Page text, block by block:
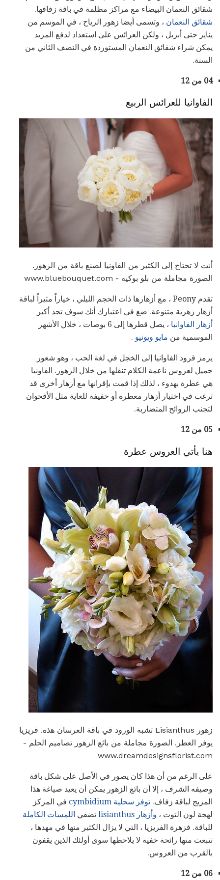
شقائق النعمان البيضاء مع مراكز مظلمة في باقة زفافها.
شقائق النعمان ، وتسمى أيضا زهور الرياح ، في الموسم من
يناير حتى أبريل ، ولكن العرائس على استعداد لدفع المزيد
يمكن شراء شقائق النعمان المستوردة في النصف الثاني من
السنة.
04 من 12
الفاوانيا للعرائس الربيع
أنت لا تحتاج إلى الكثير من الفاونيا لصنع باقة من الزهور.
الصورة مجاملة من بلو بوكيه - www.bluebouquet.com
تقدم Peony ، مع أزهارها ذات الحجم الليلي ، خياراً مثيراً لباقة
أزهار زهرية متنوعة. ضع في اعتبارك أنك سوف تجد أكبر
أزهار الفاوانيا
، يصل قطرها إلى 6 بوصات ، خلال الأشهر
الموسمية من مايو ويونيو .
يرمز قرود الفاوانيا إلى الخجل في لغة الحب ، وهو شعور
جميل لعروس ناعمة الكلام تنقلها من خلال الزهور. الفاونيا
هي عطرة بهدوء ، لذلك إذا قمت بإقرانها مع أزهار أخرى قد
ترغب في اختيار أزهار معطرة أو خفيفة للغاية مثل الأقحوان
لتجنب الروائح المتضاربة.
05 من 12
هنا يأتي العروس عطرة
زهور Lisianthus تشبه الورود في باقة العرسان هذه. فريزيا
يوفر العطر. الصورة مجاملة من بائع الزهور تصاميم الحلم -
www.dreamdesignsflorist.com
على الرغم من أن هذا كان يصور في الأصل على شكل باقة
وصيفه الشرف ، إلا أن بائع الزهور يمكن أن يعيد صياغة هذا
المزيج لباقة زفاف. توفر سحلية cymbidium
في المركز
لهجة لون التوت ، وأزهار lisianthus تضفي اللمسات الكاملة
للباقة. فزهرة الفريزيا ، التي لا يزال الكثير منها في مهدها ،
تنبعث منها رائحة خفية لا يلاحظها سوى أولئك الذين يقفون
بالقرب من العروس.
06 من 12